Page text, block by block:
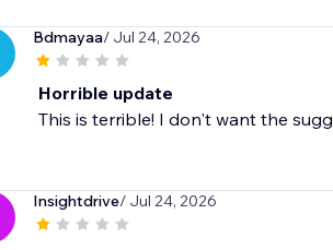
Bdmayaa/ Jul 24, 2026
Horrible update
This is terrible! I don't want the
Insightdrive/ Jul 24, 2026